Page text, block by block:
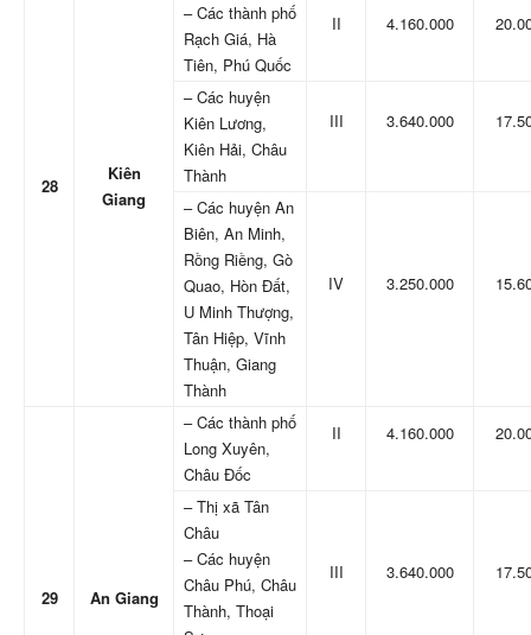
28
Kiên
Giang
– Các thành phố
Rạch Giá, Hà
Tiên, Phú Quốc
II 4.160.000
– Các huyện
Kiên Lương,
Kiên Hải, Châu
Thành
III 3.640.000
– Các huyện An
Biên, An Minh,
Rồng Riềng, Gò
Quao, Hòn Đất,
U Minh Thượng,
Tân Hiệp, Vĩnh
Thuận, Giang
Thành
IV 3.250.000
29 An Giang
– Các thành phố
Long Xuyên,
Châu Đốc
II 4.160.000
– Thị xã Tân
Châu
– Các huyện
Châu Phú, Châu
Thành, Thoại
III 3.640.000